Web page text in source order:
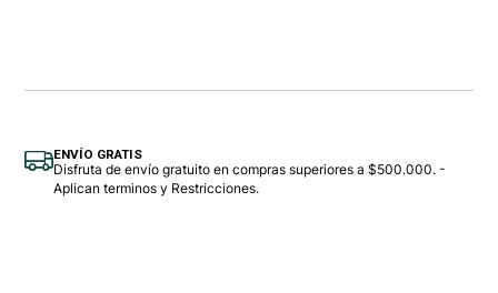
ENVÍO GRATIS
Disfruta de envío gratuito en compras superiores a $500.000. -
Aplican terminos y Restricciones.